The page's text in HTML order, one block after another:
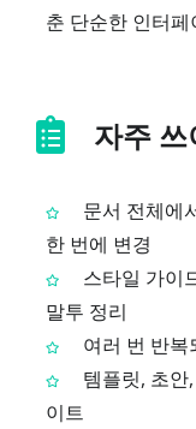
춘 단순한 인터페
자주
문서 전체에
한 번에 변경
스타일 가이
말투 정리
여러 번 반복
템플릿, 초안
이트